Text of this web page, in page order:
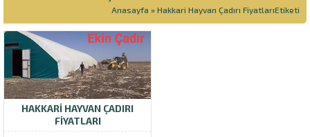
Anasayfa » Hakkari Hayvan Çadırı FiyatlarıEtiketi
HAKKARI HAYVAN ÇADIRI
FIYATLARI